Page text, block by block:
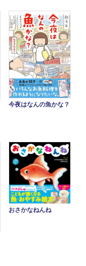
今夜はなんの魚かな？
おさかなねんね